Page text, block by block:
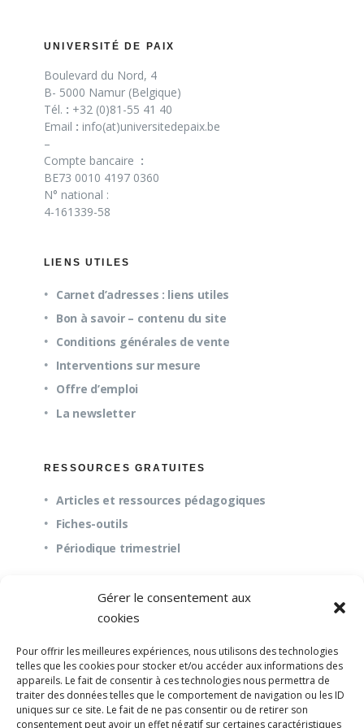
Gérer le consentement aux
cookies
Pour offrir les meilleures expériences, nous utilisons des technologies
telles que les cookies pour stocker et/ou accéder aux informations des
appareils. Le fait de consentir à ces technologies nous permettra de
traiter des données telles que le comportement de navigation ou les ID
uniques sur ce site. Le fait de ne pas consentir ou de retirer son
consentement peut avoir un effet négatif sur certaines caractéristiques
UNIVERSITÉ DE PAIX
Boulevard du Nord, 4
B- 5000 Namur (Belgique)
Tél. : +32 (0)81-55 41 40
Email : info(at)universitedepaix.be
–
Compte bancaire :
BE73 0010 4197 0360
N° national :
4-161339-58
LIENS UTILES
Carnet d’adresses : liens utiles
Bon à savoir – contenu du site
Conditions générales de vente
Interventions sur mesure
Offre d’emploi
La newsletter
RESSOURCES GRATUITES
Articles et ressources pédagogiques
Fiches-outils
Périodique trimestriel
QUESTIONS FRÉQUENTES
Questions fréquentes (FAQ)
Mission et pédagogie